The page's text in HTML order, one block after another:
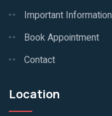
Important Information
Book Appointment
Contact
Location